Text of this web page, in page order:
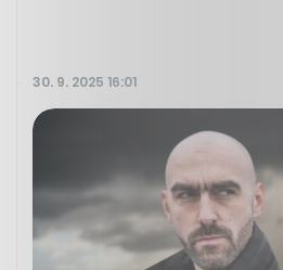
30. 9. 2025 16:01